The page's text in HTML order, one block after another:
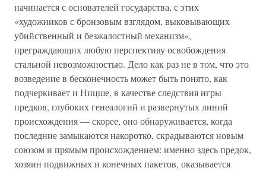
начинается с основателей государства, с этих
«художников с бронзовым взглядом, выковывающих
убийственный и безжалостный механизм»,
преграждающих любую перспективу освобождения
стальной невозможностью. Дело как раз не в том, что это
возведение в бесконечность может быть понято, как
подчеркивает и Ницше, в качестве следствия игры
предков, глубоких генеалогий и развернутых линий
происхождения — скорее, оно обнаруживается, когда
последние замыкаются накоротко, скрадываются новым
союзом и прямым происхождением: именно здесь предок,
хозяин подвижных и конечных пакетов, оказывается